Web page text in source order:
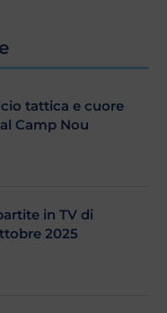
tattica e cuore
Camp Nou
in TV di
2025